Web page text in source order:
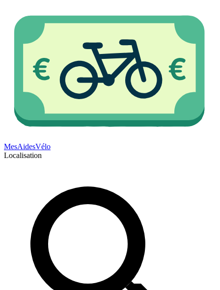
MesAidesVélo
Localisation